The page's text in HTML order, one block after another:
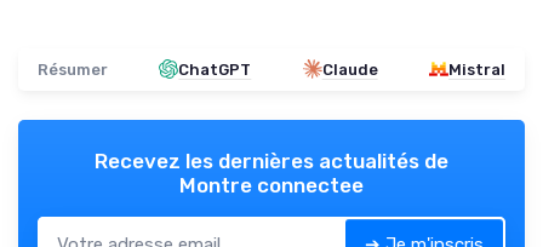
Résumer ChatGPT Claude Mistral
Recevez les dernières actualités de
Montre connectee